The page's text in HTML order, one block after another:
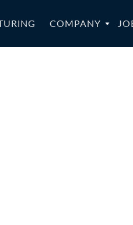
COMPANY